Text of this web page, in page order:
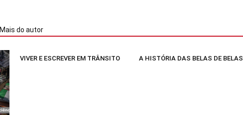
Mais do autor
VIVER E ESCREVER EM TRÂNSITO A HISTÓRIA DAS BELAS DE BELAS